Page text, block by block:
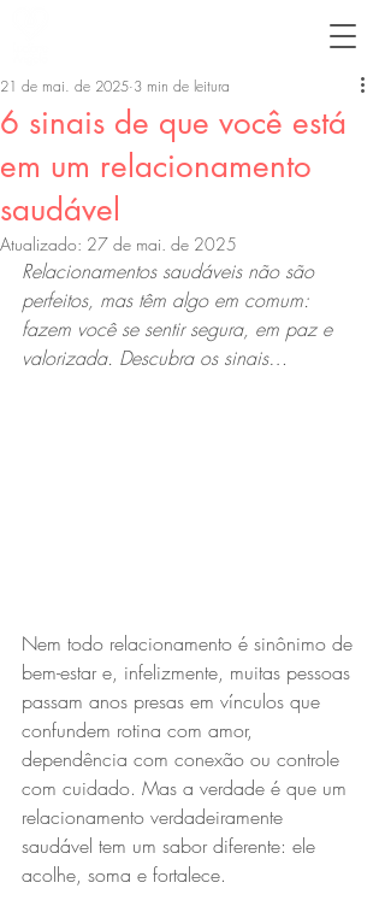
6 sinais de que você está
em um relacionamento
saudável
21 de mai. de 2025 3 min de leitura
Atualizado: 27 de mai. de 2025
Relacionamentos saudáveis não são
perfeitos, mas têm algo em comum:
fazem você se sentir segura, em paz e
valorizada. Descubra os sinais…
Nem todo relacionamento é sinônimo de
bem-estar e, infelizmente, muitas pessoas
passam anos presas em vínculos que
confundem rotina com amor,
dependência com conexão ou controle
com cuidado. Mas a verdade é que um
relacionamento verdadeiramente
saudável tem um sabor diferente: ele
acolhe, soma e fortalece.